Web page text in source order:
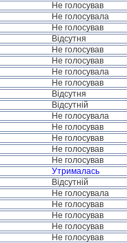
Не голосував
Не голосувала
Не голосував
Відсутня
Не голосував
Не голосував
Не голосувала
Не голосував
Відсутня
Відсутній
Не голосувала
Не голосував
Не голосував
Не голосував
Не голосував
Утрималась
Відсутній
Не голосувала
Не голосував
Не голосував
Не голосував
Не голосував